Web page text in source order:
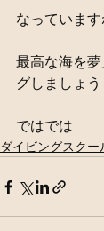
なっています
最高な海を
グしましょう
ではでは
ダイビングスクー